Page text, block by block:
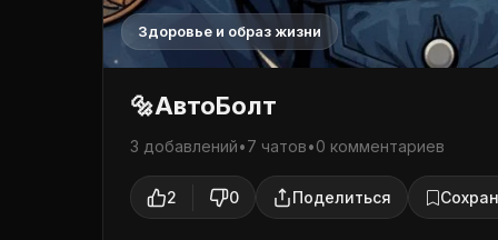
Здоровье и образ жизни
🔩АвтоБолт
3 добавлений•7 чатов•0 комментариев
2 0 Поделиться